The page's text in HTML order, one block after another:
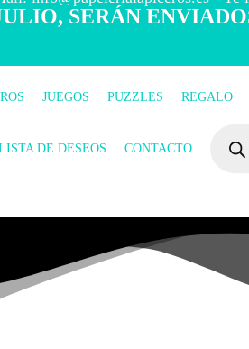
SERÁN
JUEGOS PUZZLES REGALO
DE DESEOS CONTACTO